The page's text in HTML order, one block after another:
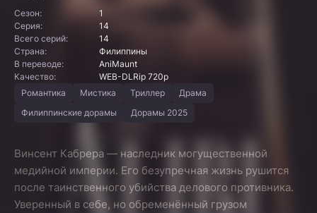
Сезон:
1
Серия:
14
Всего серий:
14
Страна:
Филиппины
В переводе:
AniMaunt
Качество:
WEB-DLRip 720p
Романтика
Мистика Триллер
Драма
Филиппинские дорамы
Дорамы 2025
Винсент Кабрера — наследник могущественной
медийной империи. Его безупречная жизнь рушится
после таинственного убийства делового противника.
Уверенный в себе, но обременённый грузом